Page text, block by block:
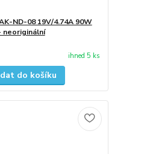
ND-08 19V/4.74A 90W
neoriginální
ihned 5 ks
do košíku